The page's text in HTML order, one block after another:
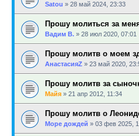
Satou » 28 май 2024, 23:33
Прошу молиться за
Вадим В. » 28 июл 2020, 07:01
Прошу молитв о моем
АнастасияZ » 23 май 2020,
Прошу молитв за
Майя » 21 апр 2012, 11:34
Прошу молитв о
Море дождей » 03 фев 2025,